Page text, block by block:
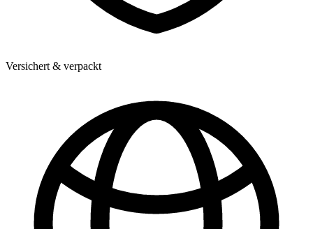
Versichert & verpackt